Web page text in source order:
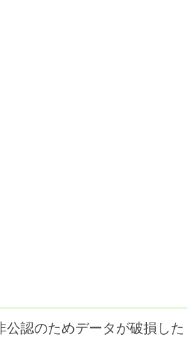
公認のためデータが破損した